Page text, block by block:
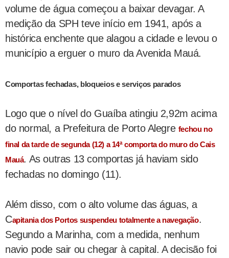
volume de água começou a baixar devagar. A
medição da SPH teve início em 1941, após a
histórica enchente que alagou a cidade e levou o
município a erguer o muro da Avenida Mauá.
Comportas fechadas, bloqueios e serviços parados
Logo que o nível do Guaíba atingiu 2,92m acima
do normal, a Prefeitura de Porto Alegre fechou no
final da tarde de segunda (12) a 14ª comporta do muro do Cais
Mauá. As outras 13 comportas já haviam sido
fechadas no domingo (11).
Além disso, com o alto volume das águas, a
Capitania dos Portos suspendeu totalmente a navegação.
Segundo a Marinha, com a medida, nenhum
navio pode sair ou chegar à capital. A decisão foi